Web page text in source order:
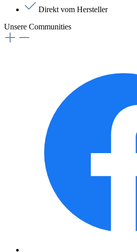
Direkt vom Hersteller
Unsere Communities